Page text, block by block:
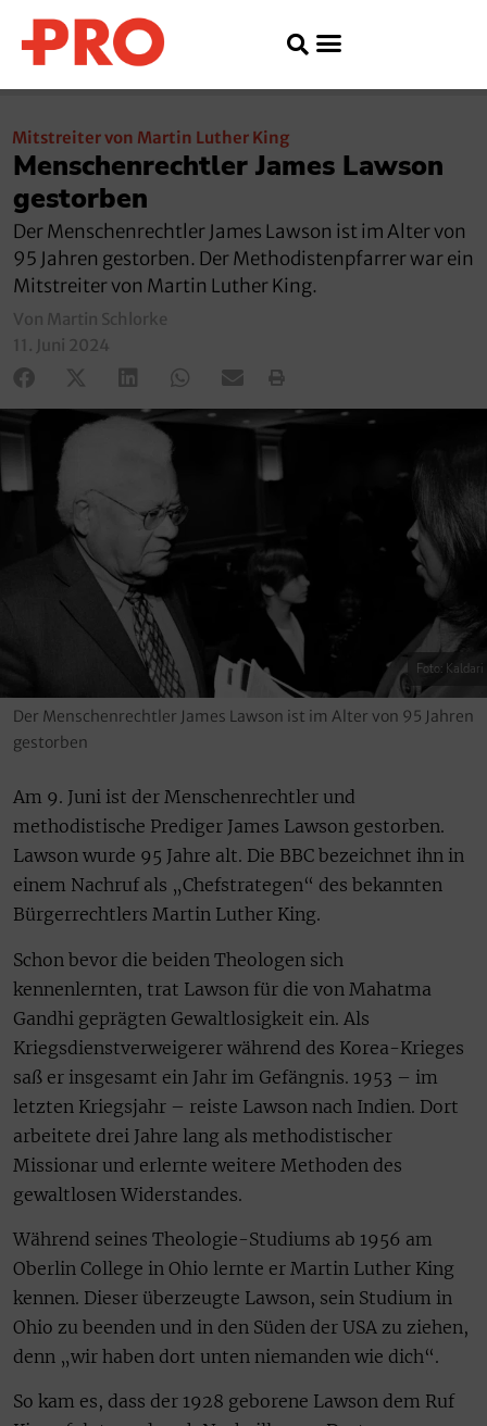
Mitstreiter von Martin Luther King
Menschenrechtler James Lawson
gestorben
Der Menschenrechtler James Lawson ist im Alter von
95 Jahren gestorben. Der Methodistenpfarrer war ein
Mitstreiter von Martin Luther King.
Von Martin Schlorke
11. Juni 2024
Foto: Kaldari
Der Menschenrechtler James Lawson ist im Alter von 95 Jahren
gestorben
Am 9. Juni ist der Menschenrechtler und
methodistische Prediger James Lawson gestorben.
Lawson wurde 95 Jahre alt. Die BBC bezeichnet ihn in
einem Nachruf als „Chefstrategen“ des bekannten
Bürgerrechtlers Martin Luther King.
Schon bevor die beiden Theologen sich
kennenlernten, trat Lawson für die von Mahatma
Gandhi geprägten Gewaltlosigkeit ein. Als
Kriegsdienstverweigerer während des Korea-Krieges
saß er insgesamt ein Jahr im Gefängnis. 1953 – im
letzten Kriegsjahr – reiste Lawson nach Indien. Dort
arbeitete drei Jahre lang als methodistischer
Missionar und erlernte weitere Methoden des
gewaltlosen Widerstandes.
Während seines Theologie-Studiums ab 1956 am
Oberlin College in Ohio lernte er Martin Luther King
kennen. Dieser überzeugte Lawson, sein Studium in
Ohio zu beenden und in den Süden der USA zu ziehen,
denn „wir haben dort unten niemanden wie dich“.
So kam es, dass der 1928 geborene Lawson dem Ruf